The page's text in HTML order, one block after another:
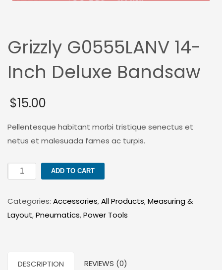
Grizzly G0555LANV 14-
Inch Deluxe Bandsaw
$15.00
Pellentesque habitant morbi tristique senectus et
netus et malesuada fames ac turpis.
Grizzly
G0555LANV
14-
Inch
ADD TO CART
Categories: Accessories,All Products,Measuring &
Layout,Pneumatics,Power Tools
DESCRIPTION REVIEWS (0)